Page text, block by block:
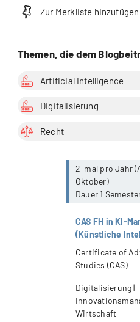
Wirtschaft
Zur Merkliste hinzufügen
Themen, die dem
Artificial Intelligence
Digitalisierung
Recht
2-mal pro Jahr
Oktober)
Dauer 1
CAS FH in KI-
(Künstliche
Artificial
Certificate of
Studies (CAS)
Digitalisierung |
Wirtschaft